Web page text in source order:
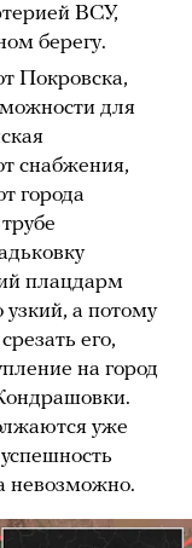
ВСУ,
берегу.
Покровска,
для
снабжения,
города
плацдарм
узкий, а потому
его,
на город
уже
невозможно.